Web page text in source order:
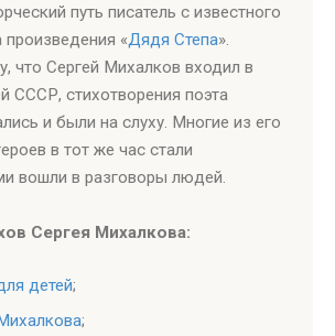
путь писатель с известного
произведения «Дядя Степа».
что Сергей Михалков входил в
СССР, стихотворения поэта
и были на слуху. Многие из его
в тот же час стали
вошли в разговоры людей.
Сергея Михалкова:
детей;
;